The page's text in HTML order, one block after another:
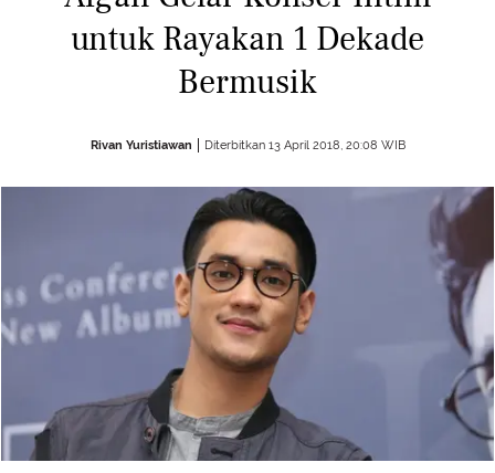
untuk Rayakan 1 Dekade
Bermusik
Rivan Yuristiawan Diterbitkan 13 April 2018, 20:08 WIB